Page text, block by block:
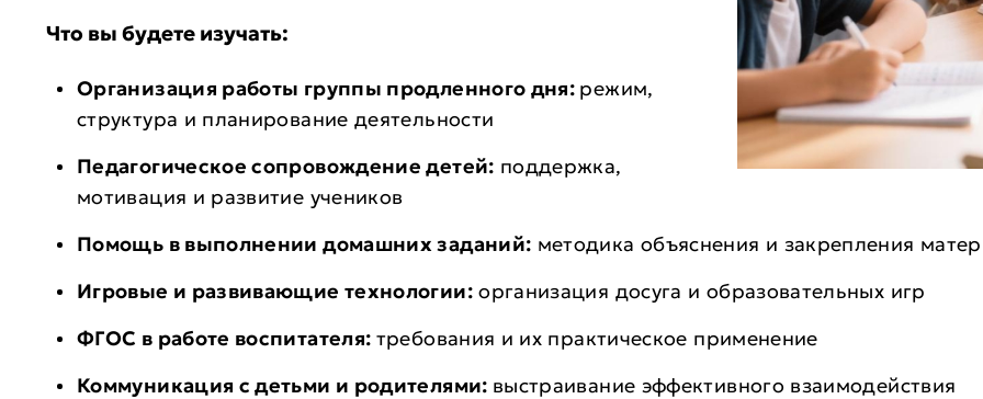
Что вы будете изучать:
Организация работы группы продленного дня: режим,
структура и планирование деятельности
Педагогическое сопровождение детей: поддержка,
мотивация и развитие учеников
Помощь в выполнении домашних заданий: методика объяснения и закрепления
Игровые и развивающие технологии:организация досуга и образовательных игр
ФГОС в работе воспитателя: требования и их практическое применение
Коммуникация с детьми и родителями: выстраивание эффективного взаимодействия